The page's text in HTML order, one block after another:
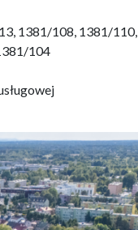
1381/108, 1381/110,
104